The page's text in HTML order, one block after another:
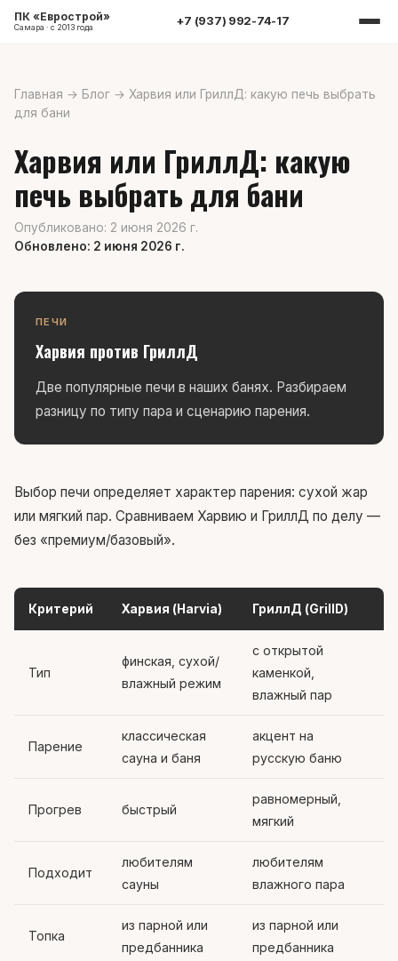
ПК «Еврострой»
Самара · с 2013 года +7 (937) 992-74-17
Главная → Блог → Харвия или ГриллД: какую печь выбрать
для бани
Харвия или ГриллД: какую
печь выбрать для бани
Опубликовано: 2 июня 2026 г.
Обновлено: 2 июня 2026 г.
ПЕЧИ
Харвия против ГриллД
Две популярные печи в наших банях. Разбираем
разницу по типу пара и сценарию парения.
Выбор печи определяет характер парения: сухой жар
или мягкий пар. Сравниваем Харвию и ГриллД по делу —
без «премиум/базовый».
Критерий Харвия (Harvia) ГриллД (GrillD)
Тип
финская, сухой/
влажный режим
с открытой
каменкой,
влажный пар
Парение
классическая
сауна и баня
акцент на
русскую баню
Прогрев быстрый
равномерный,
мягкий
Подходит
любителям
сауны
любителям
влажного пара
Топка
из парной или
предбанника
из парной или
предбанника